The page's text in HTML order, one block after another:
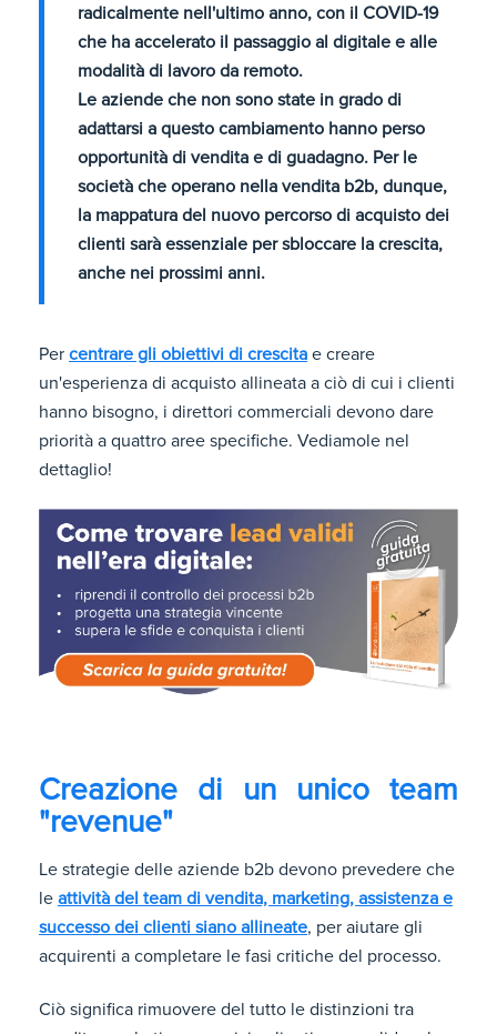
radicalmente nell'ultimo anno, con il COVID-19
che ha accelerato il passaggio al digitale e alle
modalità di lavoro da remoto.
Le aziende che non sono state in grado di
adattarsi a questo cambiamento hanno perso
opportunità di vendita e di guadagno. Per le
società che operano nella vendita b2b, dunque,
la mappatura del nuovo percorso di acquisto dei
clienti sarà essenziale per sbloccare la crescita,
anche nei prossimi anni.
Per centrare gli obiettivi di crescita e creare
un'esperienza di acquisto allineata a ciò di cui i clienti
hanno bisogno, i direttori commerciali devono dare
priorità a quattro aree specifiche. Vediamole nel
dettaglio!
Creazione di un unico team
"revenue"
Le strategie delle aziende b2b devono prevedere che
le attività del team di vendita, marketing, assistenza e
successo dei clienti siano allineate, per aiutare gli
acquirenti a completare le fasi critiche del processo.
Ciò significa rimuovere del tutto le distinzioni tra